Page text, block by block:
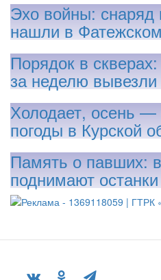
Эхо войны:
нашли в
Порядок в
за неделю
Холодает, осень —
погоды в Курской
Память о павших:
поднимают